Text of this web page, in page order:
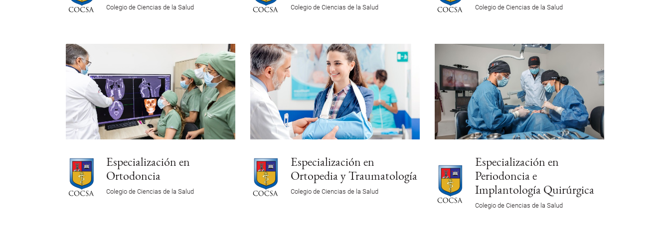
Colegio de Ciencias de la Salud Colegio de Ciencias de la Salud Colegio de Ciencias de la Salud
Especialización en
Ortodoncia
Colegio de Ciencias de la Salud
Especialización en
Ortopedia y Traumatología
Colegio de Ciencias de la Salud
Especialización en
Periodoncia e
Implantología Quirúrgica
Colegio de Ciencias de la Salud